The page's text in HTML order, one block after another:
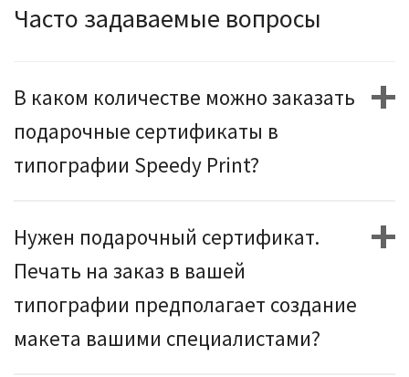
Часто задаваемые вопросы
В каком количестве можно заказать
подарочные сертификаты в
типографии Speedy Print?
Нужен подарочный сертификат.
Печать на заказ в вашей
типографии предполагает создание
макета вашими специалистами?